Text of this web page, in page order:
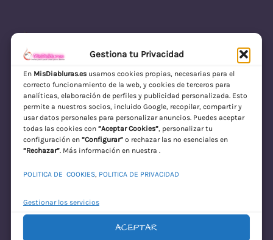
Gestiona tu Privacidad
En MisDiabluras.esusamos cookies propias, necesarias para el
correcto funcionamiento de la web, y cookies de terceros para
analíticas, elaboración de perfiles y publicidad personalizada. Esto
permite a nuestros socios, incluido Google, recopilar, compartir y
usar datos personales para personalizar anuncios. Puedes aceptar
todas las cookies con “Aceptar Cookies”, personalizar tu
configuración en “Configurar”o rechazar las no esenciales en
“Rechazar”. Más información en nuestra .
POLITICA DE COOKIES, POLITICA DE PRIVACIDAD
Gestionar los servicios
ACEPTAR
MisDiabluras | Sexshop Online con Envío
Discreto en España
Acceder